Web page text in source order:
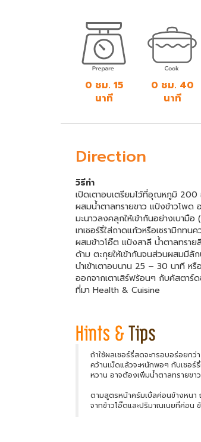
0 ชม. 15
นาที
0 ชม. 40
นาที
Direction
วิธีทำ
เปิดเตาอบเตรียมไว้ที่อุณหภูมิ 200
ผสมน้ำตาลทรายขาว แป้งข้าวโพด
มะนาวลงคลุกให้เข้ากันอย่างเบามือ
เทเชอร์รี่ใส่ถาดแก้วหรือเซรามิกท
ผสมข้าวโอ๊ต แป้งสาลี น้ำตาลทราย
ด้าม ตะกุยให้เข้ากันจนส่วนผสมมีลั
นำเข้าเตาอบนาน 25 – 30 นาที ห
ออกจากเตาเสิร์ฟร้อนๆ กับคัสตาร์
ที่มา Health & Cuisine
ถ้าใช้ผลเชอร์รี่สดจะกรอบอร่อยก
คว้านเม็ดแล้วจะหนักพอๆ กับเชอร์
หวาน อาจต้องเพิ่มน้ำตาลทรายขา
ตามสูตรหน้าครัมเบิ้ลค่อนข้างหนา
จากข้าวโอ๊ตและปริมาณเนยที่ค่อน